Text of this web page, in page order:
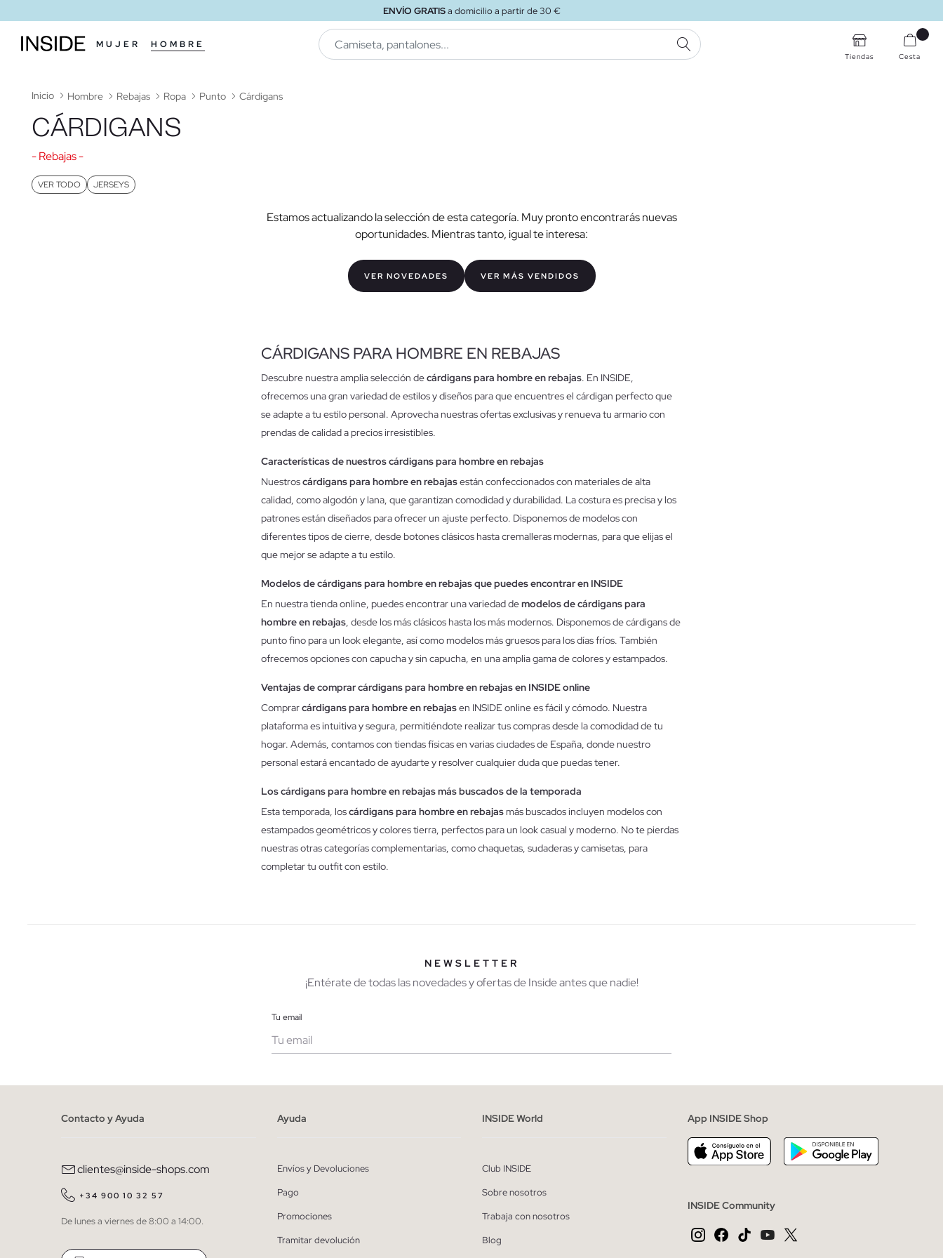
ENVÍO GRATISa domicilio a partir de 30 €
MUJER HOMBRE
BUSCAR
Tiendas Cesta
Inicio Hombre Rebajas Ropa Punto Cárdigans
CÁRDIGANS
- Rebajas -
VER TODO JERSEYS
Estamos actualizando la selección de esta categoría. Muy pronto encontrarás nuevas
oportunidades. Mientras tanto, igual te interesa:
VER NOVEDADES VER MÁS VENDIDOS
CÁRDIGANS PARA HOMBRE EN REBAJAS
Descubre nuestra amplia selección decárdigans para hombre en rebajas. En INSIDE,
ofrecemos una gran variedad de estilos y diseños para que encuentres el cárdigan perfecto que
se adapte a tu estilo personal. Aprovecha nuestras ofertas exclusivas y renueva tu armario con
prendas de calidad a precios irresistibles.
Características de nuestros cárdigans para hombre en rebajas
Nuestroscárdigans para hombre en rebajasestán confeccionados con materiales de alta
calidad, como algodón y lana, que garantizan comodidad y durabilidad. La costura es precisa y los
patrones están diseñados para ofrecer un ajuste perfecto. Disponemos de modelos con
diferentes tipos de cierre, desde botones clásicos hasta cremalleras modernas, para que elijas el
que mejor se adapte a tu estilo.
Modelos de cárdigans para hombre en rebajas que puedes encontrar en INSIDE
En nuestra tienda online, puedes encontrar una variedad demodelos de cárdigans para
hombre en rebajas, desde los más clásicos hasta los más modernos. Disponemos de cárdigans de
punto fino para un look elegante, así como modelos más gruesos para los días fríos. También
ofrecemos opciones con capucha y sin capucha, en una amplia gama de colores y estampados.
Ventajas de comprar cárdigans para hombre en rebajas en INSIDE online
Comprarcárdigans para hombre en rebajasen INSIDE online es fácil y cómodo. Nuestra
plataforma es intuitiva y segura, permitiéndote realizar tus compras desde la comodidad de tu
hogar. Además, contamos con tiendas físicas en varias ciudades de España, donde nuestro
personal estará encantado de ayudarte y resolver cualquier duda que puedas tener.
Los cárdigans para hombre en rebajas más buscados de la temporada
Esta temporada, loscárdigans para hombre en rebajasmás buscados incluyen modelos con
estampados geométricos y colores tierra, perfectos para un look casual y moderno. No te pierdas
nuestras otras categorías complementarias, como chaquetas, sudaderas y camisetas, para
completar tu outfit con estilo.
NEWSLETTER
¡Entérate de todas las novedades y ofertas de Inside antes que nadie!
Tu email
He leído y entiendo la
y acepto recibir comunicaciones comerciales
QUIERO SUSCRIBIRME
Contacto y Ayuda
clientes@inside-shops.com
+34 900 10 32 57
De lunes a viernes de 8:00 a 14:00.
Ayuda
Envíos y Devoluciones
Pago
Promociones
Tramitar devolución
INSIDE World
Club INSIDE
Sobre nosotros
Trabaja con nosotros
Blog
App INSIDE Shop
INSIDE Community